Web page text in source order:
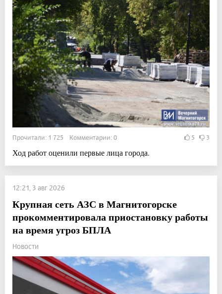
Прочитали: 1 725 Комментарии: 0 5 3
Ход работ оценили первые лица города.
12:21, 3 авг 2026
Крупная сеть АЗС в Магнитогорске
прокомментировала приостановку работы
на время угроз БПЛА
Новости